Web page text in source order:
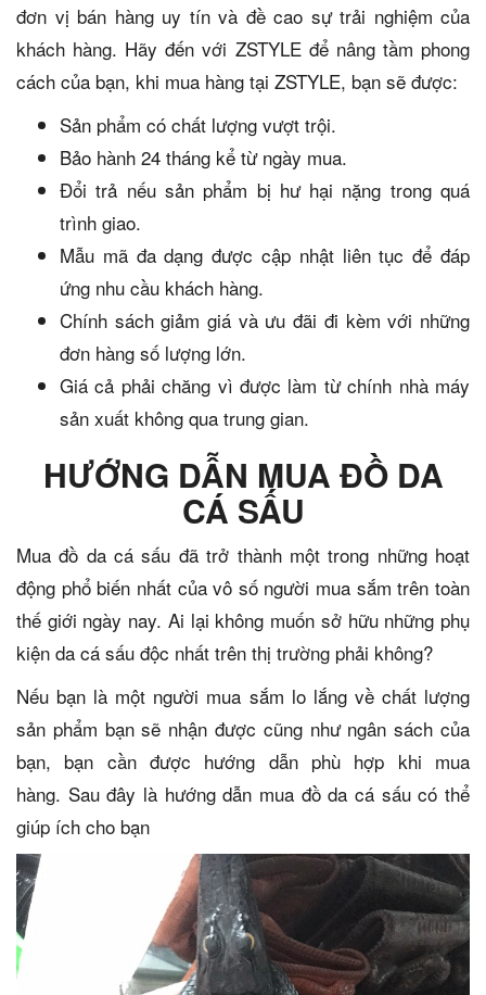
đơn vị bán hàng uy tín và đề cao sự trải nghiệm của
khách hàng. Hãy đến với ZSTYLE để nâng tầm phong
cách của bạn, khi mua hàng tại ZSTYLE, bạn sẽ được:
Sản phẩm có chất lượng vượt trội.
Bảo hành 24 tháng kể từ ngày mua.
Đổi trả nếu sản phẩm bị hư hại nặng trong quá
trình giao.
Mẫu mã đa dạng được cập nhật liên tục để đáp
ứng nhu cầu khách hàng.
Chính sách giảm giá và ưu đãi đi kèm với những
đơn hàng số lượng lớn.
Giá cả phải chăng vì được làm từ chính nhà máy
sản xuất không qua trung gian.
HƯỚNG DẪN MUA ĐỒ DA
CÁ SẤU
Mua đồ da cá sấu đã trở thành một trong những hoạt
động phổ biến nhất của vô số người mua sắm trên toàn
thế giới ngày nay. Ai lại không muốn sở hữu những phụ
kiện da cá sấu độc nhất trên thị trường phải không?
Nếu bạn là một người mua sắm lo lắng về chất lượng
sản phẩm bạn sẽ nhận được cũng như ngân sách của
bạn, bạn cần được hướng dẫn phù hợp khi mua
hàng. Sau đây là hướng dẫn mua đồ da cá sấu có thể
giúp ích cho bạn